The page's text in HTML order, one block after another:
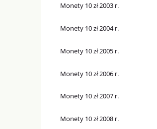
Monety 10 zł 2003 r.
Monety 10 zł 2004 r.
Monety 10 zł 2005 r.
Monety 10 zł 2006 r.
Monety 10 zł 2007 r.
Monety 10 zł 2008 r.